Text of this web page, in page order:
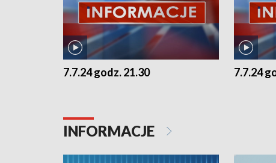
7.7.24 godz. 21.30 7.7.24
INFORMACJE